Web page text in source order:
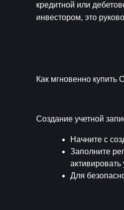
кредитной или
инвестором, это
Как мгновенно
Создание учетной
Начните с
Заполните
активировать
Для